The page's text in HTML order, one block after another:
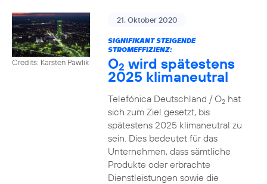
Credits: Karsten Pawlik
21. Oktober 2020
SIGNIFIKANT STEIGENDE
STROMEFFIZIENZ:
O2 wird spätestens
2025 klimaneutral
Telefónica Deutschland / O2hat
sich zum Ziel gesetzt, bis
spätestens 2025 klimaneutral zu
sein. Dies bedeutet für das
Unternehmen, dass sämtliche
Produkte oder erbrachte
Dienstleistungen sowie die